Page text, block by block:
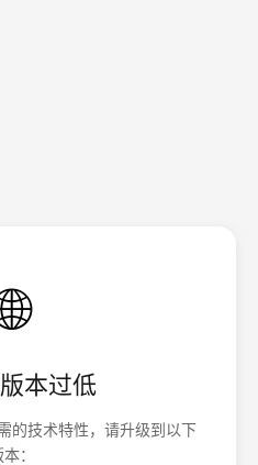
本过低
的技术特性，请升级到以下
：